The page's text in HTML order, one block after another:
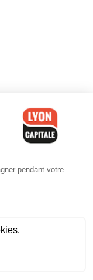
-Politique de